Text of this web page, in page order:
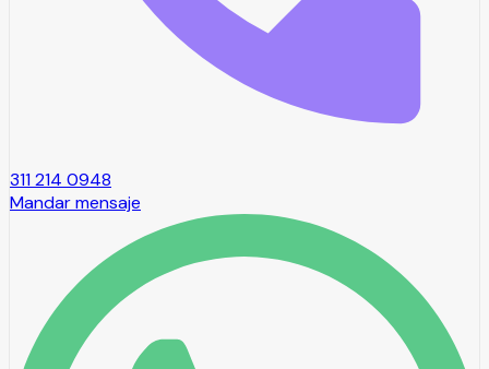
311 214 0948
Mandar mensaje